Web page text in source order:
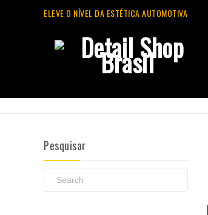
ELEVE O NÍVEL DA ESTÉTICA AUTOMOTIVA
Pesquisar